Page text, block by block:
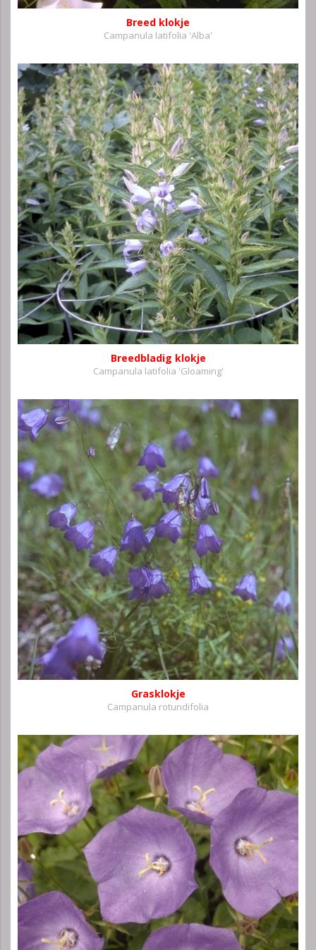
Breed klokje
Campanula latifolia 'Alba'
Breedbladig klokje
Campanula latifolia 'Gloaming'
Grasklokje
Campanula rotundifolia